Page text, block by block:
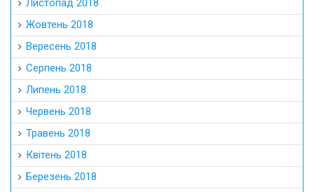
Листопад 2018
Жовтень 2018
Вересень 2018
Серпень 2018
Липень 2018
Червень 2018
Травень 2018
Квітень 2018
Березень 2018